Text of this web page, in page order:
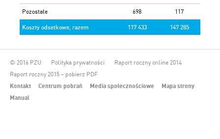
Pozostałe 698 117
Koszty odsetkowe, razem 117 433 147 285
© 2016 PZU Polityka prywatności
Raport roczny online 2014
Raport roczny 2015 – pobierz PDF
Kontakt
Centrum pobrań Media społecznościowe
Mapa strony
Manual